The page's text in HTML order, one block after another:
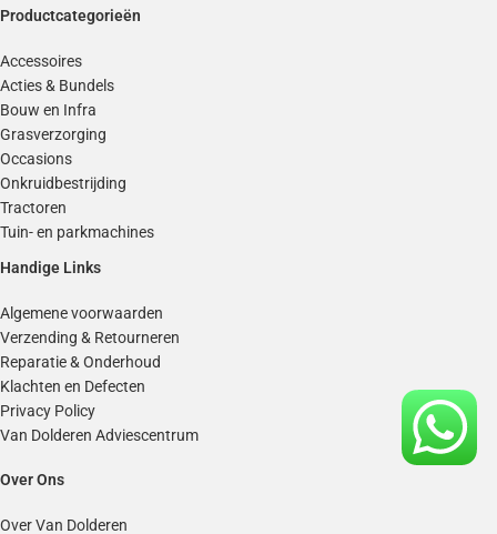
Productcategorieën
Accessoires
Acties & Bundels
Bouw en Infra
Grasverzorging
Occasions
Onkruidbestrijding
Tractoren
Tuin- en parkmachines
Handige Links
Algemene voorwaarden
Verzending & Retourneren
Reparatie & Onderhoud
Klachten en Defecten
Privacy Policy
Van Dolderen Adviescentrum
Over Ons
Over Van Dolderen